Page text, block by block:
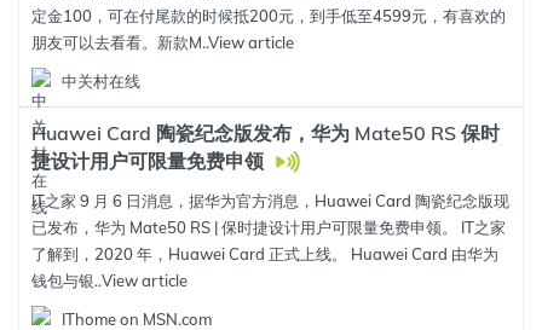
定金100，可在付尾款的时候抵200元，到手低至4599元，有喜欢的
朋友可以去看看。新款M..View article
中关村在线
Huawei Card 陶瓷纪念版发布，华为 Mate50 RS 保时
捷设计用户可限量免费申领
IT之家 9 月 6 日消息，据华为官方消息，Huawei Card 陶瓷纪念版现
已发布，华为 Mate50 RS | 保时捷设计用户可限量免费申领。 IT之家
了解到，2020 年，Huawei Card 正式上线。 Huawei Card 由华为
钱包与银..View article
IThome on MSN.com